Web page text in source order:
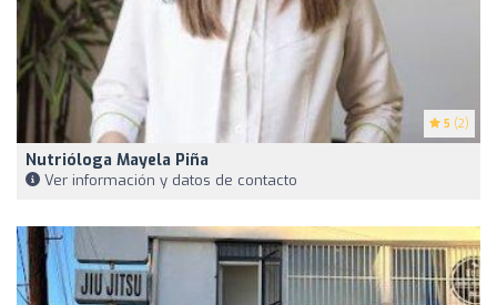
5 (2)
Nutrióloga Mayela Piña
Ver información y datos de contacto